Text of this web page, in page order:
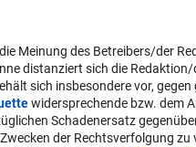
Meinung des Betreibers/der
distanziert sich die
sich insbesondere vor, gegen
widersprechende bzw. dem
Schadenersatz
der Rechtsverfolgung zu